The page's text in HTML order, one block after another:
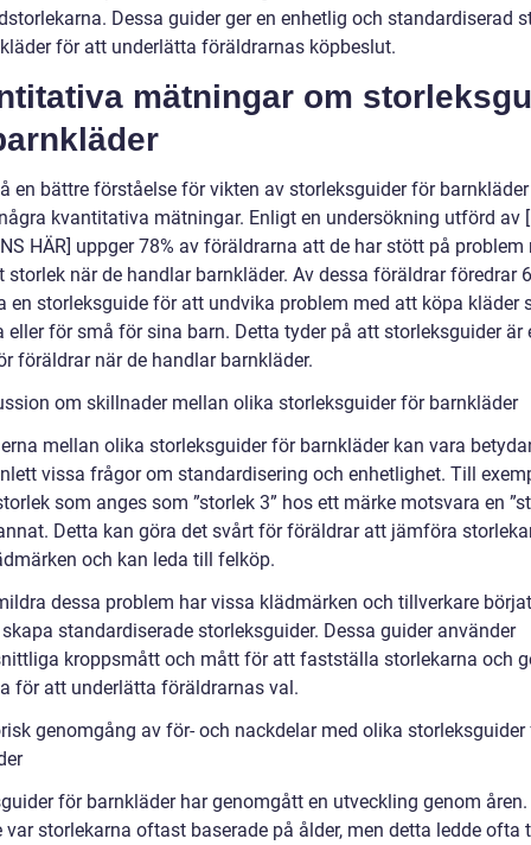
Dessa guider ger en enhetlig och standardiserad
för att underlätta föräldrarnas köpbeslut.
mätningar om
en bättre förståelse för vikten av storleksguider för
kvantitativa mätningar. Enligt en undersökning utförd av
HÄR] uppger 78% av föräldrarna att de har stött på
storlek när de handlar barnkläder. Av dessa föräldrar föredrar
en storleksguide för att undvika problem med att köpa kläder
eller för små för sina barn. Detta tyder på att storleksguider är
föräldrar när de handlar barnkläder.
om skillnader mellan olika storleksguider för barnkläder
mellan olika storleksguider för barnkläder kan vara
vissa frågor om standardisering och enhetlighet. Till
som anges som ”storlek 3” hos ett märke motsvara en
Detta kan göra det svårt för föräldrar att jämföra
och kan leda till felköp.
dessa problem har vissa klädmärken och tillverkare
standardiserade storleksguider. Dessa guider använder
kroppsmått och mått för att fastställa storlekarna och
för att underlätta föräldrarnas val.
genomgång av för- och nackdelar med olika storleksguider
för barnkläder har genomgått en utveckling genom åren.
var storlekarna oftast baserade på ålder, men detta ledde ofta